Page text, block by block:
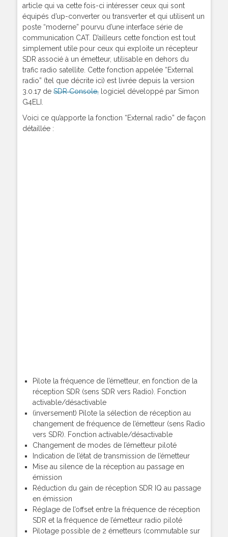
article qui va cette fois-ci intéresser ceux qui sont
équipés d’up-converter ou transverter et qui utilisent un
poste “moderne” pourvu d’une interface série de
communication CAT. D’ailleurs cette fonction est tout
simplement utile pour ceux qui exploite un récepteur
SDR associé à un émetteur, utilisable en dehors du
trafic radio satellite. Cette fonction appelée “External
radio” (tel que décrite ici) est livrée depuis la version
3.0.17 de SDR Console, logiciel développé par Simon
G4ELI.
Voici ce qu’apporte la fonction “External radio” de façon
détaillée :
Pilote la fréquence de l’émetteur, en fonction de la
réception SDR (sens SDR vers Radio). Fonction
activable/désactivable
(inversement) Pilote la sélection de réception au
changement de fréquence de l’émetteur (sens Radio
vers SDR). Fonction activable/désactivable
Changement de modes de l’émetteur piloté
Indication de l’état de transmission de l’émetteur
Mise au silence de la réception au passage en
émission
Réduction du gain de réception SDR IQ au passage
en émission
Réglage de l’offset entre la fréquence de réception
SDR et la fréquence de l’émetteur radio piloté
Pilotage possible de 2 émetteurs (commutable sur